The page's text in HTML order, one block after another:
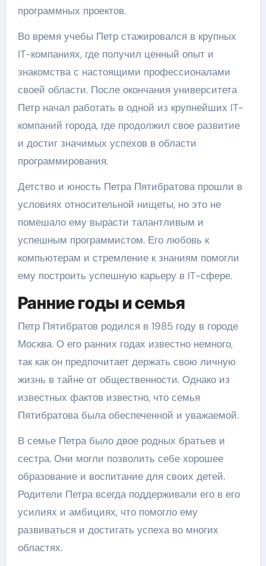
программных проектов.
Во время учебы Петр стажировался в крупных
IT-компаниях, где получил ценный опыт и
знакомства с настоящими профессионалами
своей области. После окончания университета
Петр начал работать в одной из крупнейших IT-
компаний города, где продолжил свое развитие
и достиг значимых успехов в области
программирования.
Детство и юность Петра Пятибратова прошли в
условиях относительной нищеты, но это не
помешало ему вырасти талантливым и
успешным программистом. Его любовь к
компьютерам и стремление к знаниям помогли
ему построить успешную карьеру в IT-сфере.
Ранние годы и семья
Петр Пятибратов родился в 1985 году в городе
Москва. О его ранних годах известно немного,
так как он предпочитает держать свою личную
жизнь в тайне от общественности. Однако из
известных фактов известно, что семья
Пятибратова была обеспеченной и уважаемой.
В семье Петра было двое родных братьев и
сестра. Они могли позволить себе хорошее
образование и воспитание для своих детей.
Родители Петра всегда поддерживали его в его
усилиях и амбициях, что помогло ему
развиваться и достигать успеха во многих
областях.